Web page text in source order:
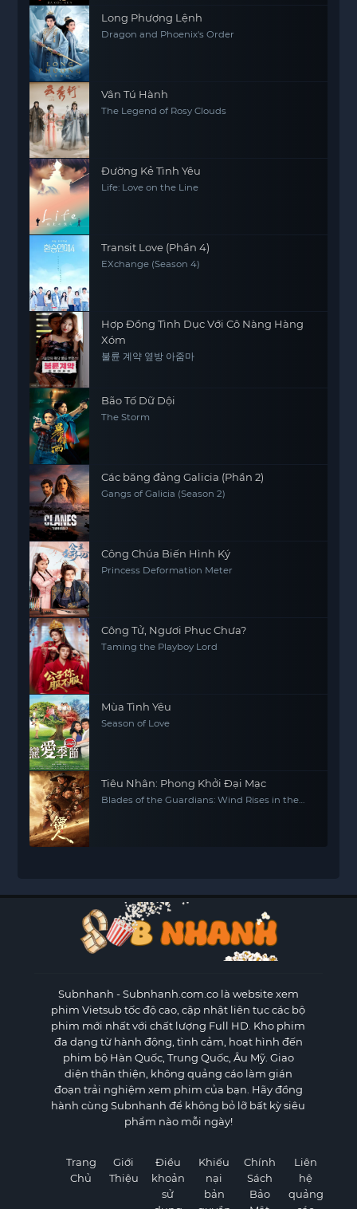
Long Phượng Lệnh
Dragon and Phoenix's Order
Vân Tú Hành
The Legend of Rosy Clouds
Đường Kẻ Tình Yêu
Life: Love on the Line
Transit Love (Phần 4)
EXchange (Season 4)
Hợp Đồng Tình Dục Với Cô Nàng Hàng
Xóm
불륜 계약 옆방 아줌마
Bão Tố Dữ Dội
The Storm
Các băng đảng Galicia (Phần 2)
Gangs of Galicia (Season 2)
Công Chúa Biến Hình Ký
Princess Deformation Meter
Công Tử, Ngươi Phục Chưa?
Taming the Playboy Lord
Mùa Tình Yêu
Season of Love
Tiêu Nhân: Phong Khởi Đại Mạc
Blades of the Guardians: Wind Rises in the
Subnhanh - Subnhanh.com.co là website xem
phim Vietsub tốc độ cao, cập nhật liên tục các bộ
phim mới nhất với chất lượng Full HD. Kho phim
đa dạng từ hành động, tình cảm, hoạt hình đến
phim bộ Hàn Quốc, Trung Quốc, Âu Mỹ. Giao
diện thân thiện, không quảng cáo làm gián
đoạn trải nghiệm xem phim của bạn. Hãy đồng
hành cùng Subnhanh để không bỏ lỡ bất kỳ siêu
phẩm nào mỗi ngày!
Trang
Chủ
Giới
Thiệu
Điều
khoản
sử
Khiếu
nại
bản
Chính
Sách
Bảo
Liên
hệ
quảng